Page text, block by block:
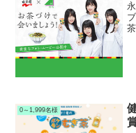
0～1,999名様